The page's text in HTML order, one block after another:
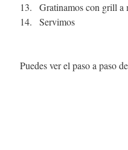
Gratinamos con grill a
Servimos
Puedes ver el paso a paso